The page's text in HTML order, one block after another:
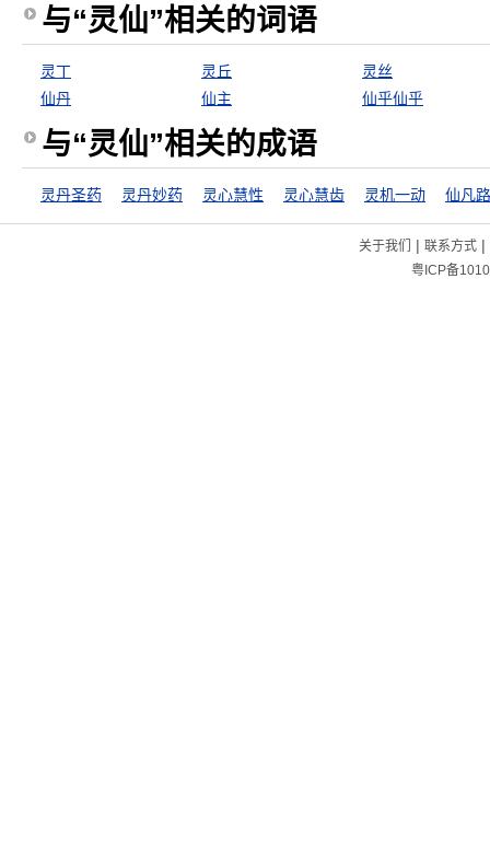
与“灵仙”相关的词语
灵丁 灵丘
灵丝
仙丹
仙主 仙乎仙乎
与“灵仙”相关的成语
灵丹圣药 灵丹妙药 灵心慧性 灵心慧齿 灵机一动 仙凡
关于我们 | 联系方式|
粤ICP备